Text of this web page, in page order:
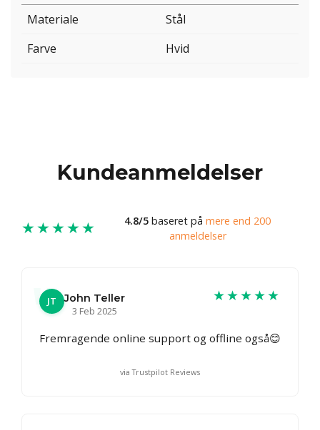
Materiale
Stål
Farve
Hvid
Kundeanmeldelser
★★★★★ 4.8/5 baseret på mere end 200
anmeldelser
JT
John Teller
3 Feb 2025
★★★★★
Fremragende online support og offline også😊
via Trustpilot Reviews